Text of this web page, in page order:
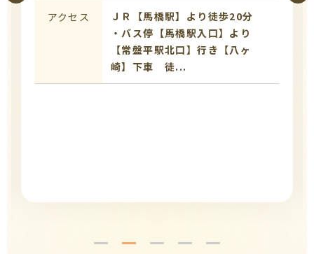
アクセス
ＪＲ【馬橋駅】より徒歩20分
・バス停【馬橋駅入口】より
【常盤平駅北口】行き【八ヶ
崎】下車 徒...